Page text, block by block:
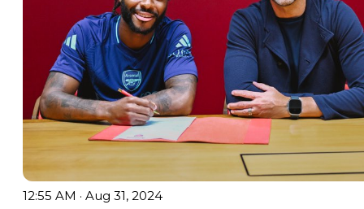
12:55 AM · Aug 31, 2024